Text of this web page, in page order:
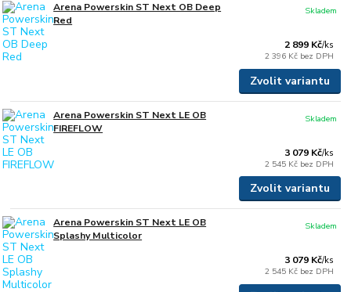
Arena Powerskin ST Next OB Deep
Red
2 899 Kč/ks
2 396 Kč bez DPH
Skladem
Zvolit variantu
Arena Powerskin ST Next LE OB
FIREFLOW
3 079 Kč/ks
2 545 Kč bez DPH
Skladem
Zvolit variantu
Arena Powerskin ST Next LE OB
Splashy Multicolor
3 079 Kč/ks
2 545 Kč bez DPH
Skladem